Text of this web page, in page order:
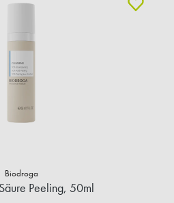
Biodroga
Peeling, 50ml